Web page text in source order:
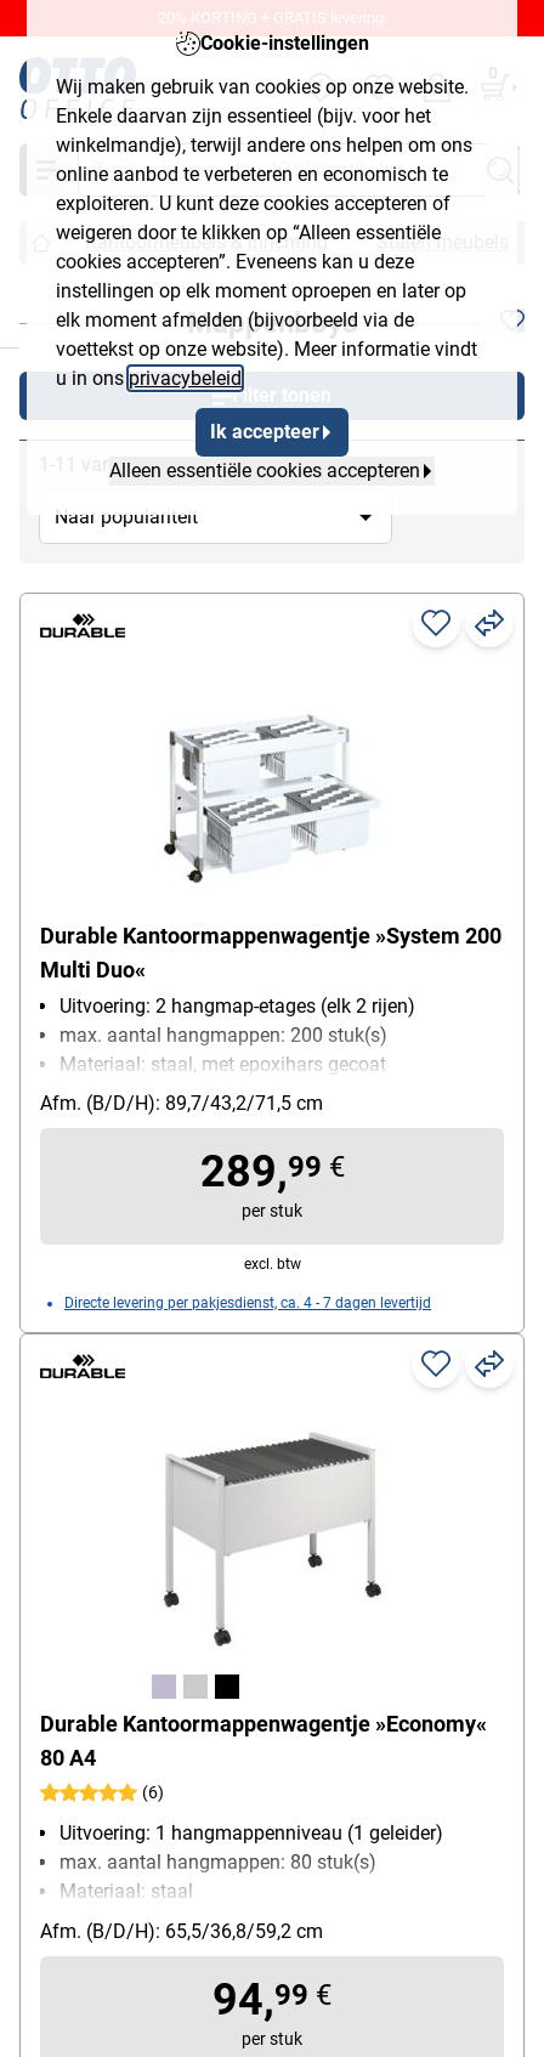
Cookie-instellingen
Wij maken gebruik van cookies op onze website.
Enkele daarvan zijn essentieel (bijv. voor het
winkelmandje), terwijl andere ons helpen om ons
online aanbod te verbeteren en economisch te
exploiteren. U kunt deze cookies accepteren of
weigeren door te klikken op “Alleen essentiële
cookies accepteren”. Eveneens kan u deze
instellingen op elk moment oproepen en later op
elk moment afmelden (bijvoorbeeld via de
voettekst op onze website). Meer informatie vindt
u in ons privacybeleid
Ik accepteer
Alleen essentiële cookies accepteren
20% KORTING + GRATIS levering.
0
Zoeken
Kantoormeubels & inrichting Stalen meubels
Mappenboys
Filter tonen
1-11 van 11
Durable Kantoormappenwagentje »System 200
Multi Duo«
Uitvoering: 2 hangmap-etages (elk 2 rijen)
max. aantal hangmappen: 200 stuk(s)
Materiaal: staal, met epoxihars gecoat
Bijzonderheden: telescoop uittrek onder
Met wieltjes: Ja
Afm. (B/D/H): 89,7/43,2/71,5 cm
289,99 €
per stuk
excl. btw
Directe levering per pakjesdienst, ca. 4 - 7 dagen levertijd
Durable Kantoormappenwagentje »Economy«
80 A4
(6)
Uitvoering: 1 hangmappenniveau (1 geleider)
max. aantal hangmappen: 80 stuk(s)
Materiaal: staal
Bijzonderheden: Kras- en slagvaste speciale coating
Met wieltjes: Ja
Afm. (B/D/H): 65,5/36,8/59,2 cm
94,99 €
per stuk